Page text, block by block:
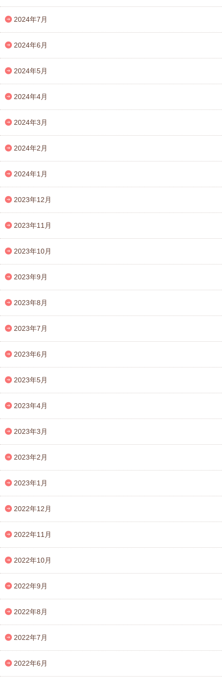
2024年7月
2024年6月
2024年5月
2024年4月
2024年3月
2024年2月
2024年1月
2023年12月
2023年11月
2023年10月
2023年9月
2023年8月
2023年7月
2023年6月
2023年5月
2023年4月
2023年3月
2023年2月
2023年1月
2022年12月
2022年11月
2022年10月
2022年9月
2022年8月
2022年7月
2022年6月